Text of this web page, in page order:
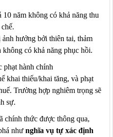
10 năm không có khả năng thu
hưởng bởi thiên tai, thảm
không có khả năng phục hồi.
phạt hành chính
khai thiếu/khai tăng, và phạt
Trường hợp nghiêm trọng sẽ
sự.
chính thức được thông qua,
như nghĩa vụ tự xác định